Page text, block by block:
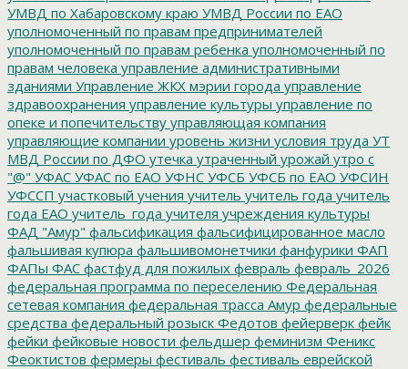
УМВД по Хабаровскому краю УМВД России по ЕАО
уполномоченный по правам предпринимателей
уполномоченный по правам ребенка уполномоченный по
правам человека управление административными
зданиями Управление ЖКХ мэрии города управление
здравоохранения управление культуры управление по
опеке и попечительству управляющая компания
управляющие компании уровень жизни условия труда УТ
МВД России по ДФО утечка утраченный урожай утро с
"@" УФАС УФАС по ЕАО УФНС УФСБ УФСБ по ЕАО УФСИН
УФССП участковый учения учитель учитель года учитель
года ЕАО учитель_года учителя учреждения культуры
ФАД "Амур" фальсификация фальсифицированное масло
фальшивая купюра фальшивомонетчики фанфурики ФАП
ФАПы ФАС фастфуд для пожилых февраль февраль_2026
федеральная программа по переселению Федеральная
сетевая компания федеральная трасса Амур федеральные
средства федеральный розыск Федотов фейерверк фейк
фейки фейковые новости фельдшер феминизм Феникс
Феоктистов фермеры фестиваль фестиваль еврейской